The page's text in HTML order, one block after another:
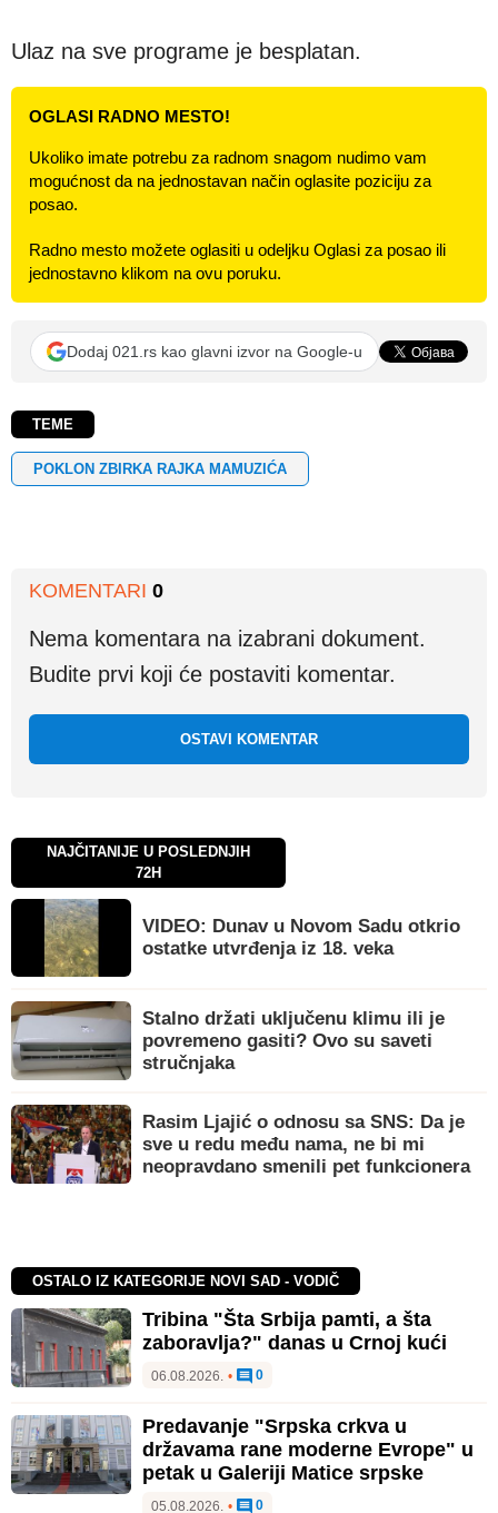
Ulaz na sve programe je besplatan.
OGLASI RADNO MESTO!
Ukoliko imate potrebu za radnom snagom nudimo vam
mogućnost da na jednostavan način oglasite poziciju za
posao.
Radno mesto možete oglasiti u odeljku Oglasi za posao ili
jednostavno klikom na ovu poruku.
Dodaj 021.rs kao glavni izvor na Google-u
TEME
POKLON ZBIRKA RAJKA MAMUZIĆA
KOMENTARI 0
Nema komentara na izabrani dokument.
Budite prvi koji će postaviti komentar.
OSTAVI KOMENTAR
NAJČITANIJE U POSLEDNJIH
72H
VIDEO: Dunav u Novom Sadu otkrio
ostatke utvrđenja iz 18. veka
Stalno držati uključenu klimu ili je
povremeno gasiti? Ovo su saveti
stručnjaka
Rasim Ljajić o odnosu sa SNS: Da je
sve u redu među nama, ne bi mi
neopravdano smenili pet funkcionera
OSTALO IZ KATEGORIJE NOVI SAD - VODIČ
Tribina "Šta Srbija pamti, a šta
zaboravlja?" danas u Crnoj kući
06.08.2026. • 0
Predavanje "Srpska crkva u
državama rane moderne Evrope" u
petak u Galeriji Matice srpske
05.08.2026. • 0